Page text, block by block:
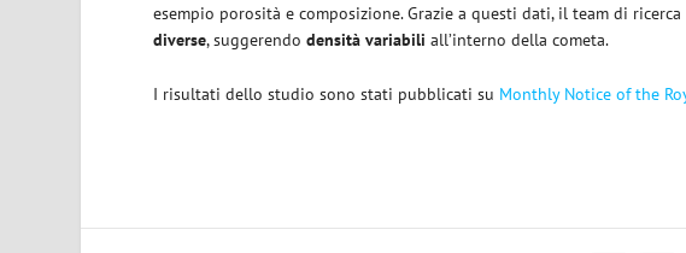
esempio porosità e composizione. Grazie a questi dati, il team di
diverse, suggerendodensità variabili all’interno della cometa.
I risultati dello studio sono stati pubblicati su Monthly Notice of the